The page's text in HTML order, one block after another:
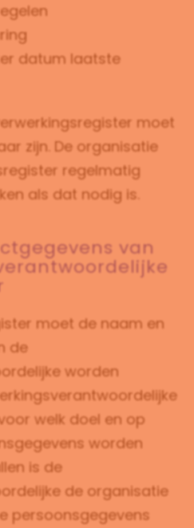
datum laatste
moet
zijn. De organisatie
regelmatig
als dat nodig is.
van
moet de naam en
de
worden
welk doel en op
worden
is de
de organisatie
persoonsgegevens